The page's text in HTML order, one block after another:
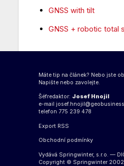
GNSS with tilt
GNSS + robotic total
Máte tip na článek? Nebo jste
Napište nebo zavolejte.
Šéfredaktor: Josef Hnojil
e-mail
telefon 775 239 478
Export RSS
Obchodní podmínky
Vydává Springwinter, s.r.o. —
Copyright © Springwinter